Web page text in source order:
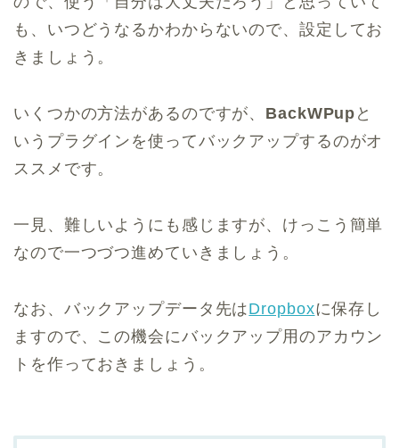
も、いつどうなるかわからないので、設定してお
きましょう。
いくつかの方法があるのですが、 BackWPup と
いうプラグインを使ってバックアップするのがオ
ススメです。
一見、難しいようにも感じますが、けっこう簡単
なので一つづつ進めていきましょう。
なお、バックアップデータ先はDropboxに保存し
ますので、この機会にバックアップ用のアカウン
トを作っておきましょう。